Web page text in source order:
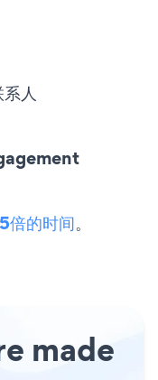
人
倍的时间。
made